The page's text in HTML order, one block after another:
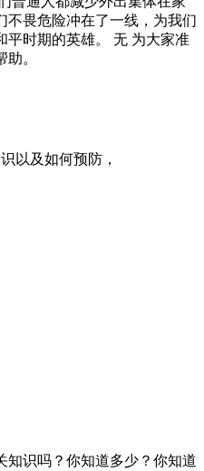
不畏危险冲在了一线，为我们
平时期的英雄。 无 为大家准
。
以及如何预防，
知识吗？你知道多少？你知道